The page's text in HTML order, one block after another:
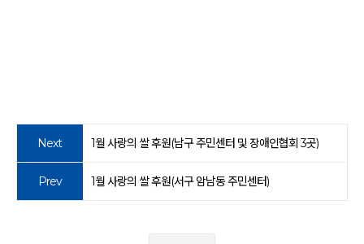
Next 1월 사랑의 쌀 후원(남구 주민센터 및 장애인협회 3곳)
Prev 1월 사랑의 쌀 후원(서구 암남동 주민센터)